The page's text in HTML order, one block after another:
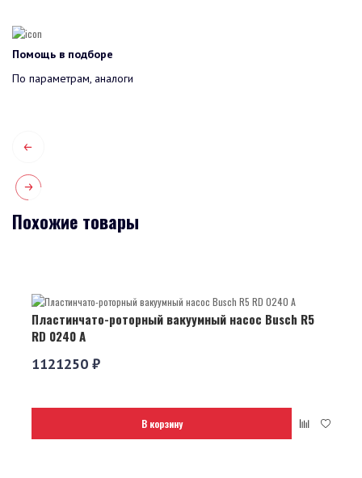
Помощь в подборе
По параметрам, аналоги
Похожие товары
Пластинчато-роторный вакуумный насос Busch R5
RD 0240 A
1121250 ₽
В корзину